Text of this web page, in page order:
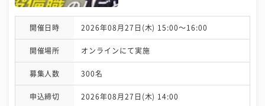
開催日時 2026年08月27日(木) 15:00〜16:00
開催場所 オンラインにて実施
募集人数 300名
申込締切 2026年08月27日(木) 14:00